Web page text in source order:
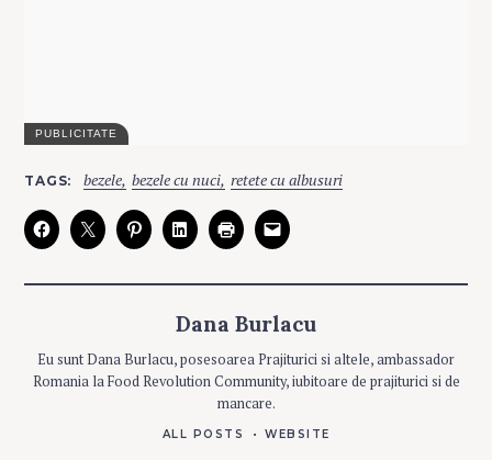
A
E
G
O
A
L
T
TAGS bezele bezele cu nuci retete cu albusuri
Dana Burlacu
Eu sunt Dana Burlacu, posesoarea Prajiturici si altele, ambassador
Romania la Food Revolution Community, iubitoare de prajiturici si de
mancare.
ALL POSTS WEBSITE